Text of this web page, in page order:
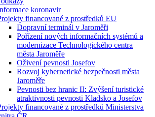
koronavir
financované z prostředků EU
Dopravní terminál v Jaroměři
Pořízení nových informačních systémů a
modernizace Technologického centra
města Jaroměře
Oživení pevnosti Josefov
Rozvoj kybernetické bezpečnosti města
Jaroměře
Pevnosti bez hranic II: Zvýšení turistické
atraktivnosti pevnosti Kladsko a Josefov
financované z prostředků Ministerstva